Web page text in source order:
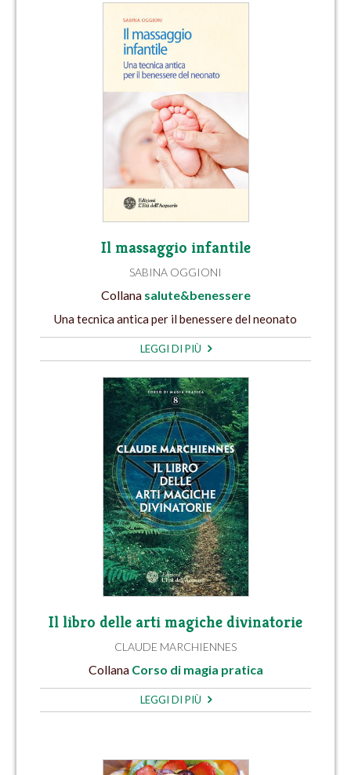
Il massaggio infantile
SABINA OGGIONI
Collana salute&benessere
Una tecnica antica per il benessere del neonato
LEGGI DI PIÙ
Il libro delle arti magiche divinatorie
CLAUDE MARCHIENNES
Collana Corso di magia pratica
LEGGI DI PIÙ